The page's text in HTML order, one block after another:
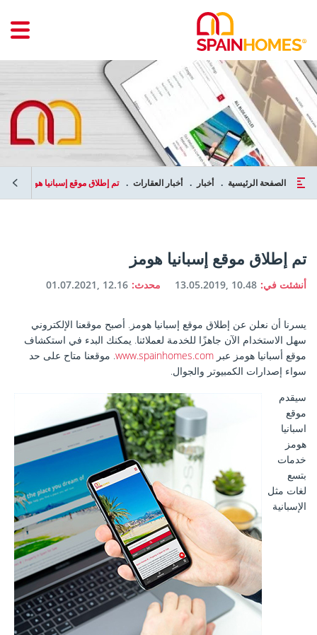
الصفحة الرئيسية أخبار أخبار العقارات تم إطلاق موقع إسبانيا هومز
تم إطلاق موقع إسبانيا هومز
أنشئت في: 13.05.2019, 10.48 محدث: 01.07.2021, 12.16
يسرنا أن نعلن عن إطلاق موقع إسبانيا هومز. أصبح موقعنا الإلكتروني
سهل الاستخدام الآن جاهزًا للخدمة لعملائنا. يمكنك البدء في استكشاف
موقع أسبانيا هومز عبر www.spainhomes.com. موقعنا متاح على حد
سواء إصدارات الكمبيوتر والجوال.
سيقدم
موقع
اسبانيا
هومز
خدمات
بتسع
لغات مثل
الإسبانية